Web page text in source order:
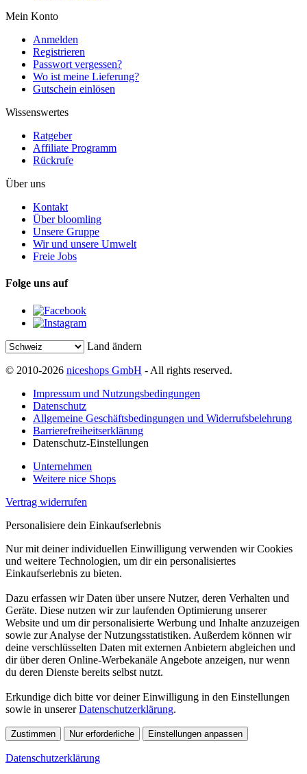
Mein Konto
Anmelden
Registrieren
Passwort vergessen?
Wo ist meine Lieferung?
Gutschein einlösen
Wissenswertes
Ratgeber
Affiliate Programm
Rückrufe
Über uns
Kontakt
Über bloomling
Unsere Gruppe
Wir und unsere Umwelt
Freie Jobs
Folge uns auf
Land ändern
© 2010-2026 niceshops GmbH - All rights reserved.
Impressum und Nutzungsbedingungen
Datenschutz
Allgemeine Geschäftsbedingungen und Widerrufsbelehrung
Barrierefreiheitserklärung
Datenschutz-Einstellungen
Unternehmen
Weitere nice Shops
Vertrag widerrufen
Personalisiere dein Einkaufserlebnis
Nur mit deiner individuellen Einwilligung verwenden wir Cookies
und weitere Technologien, um dir ein personalisiertes
Einkaufserlebnis zu bieten.
Dazu erfassen wir Daten über unsere Nutzer, deren Verhalten und
Geräte. Diese nutzen wir zur laufenden Optimierung unserer
Website und um dir personalisierte Werbung und Inhalte anzuzeigen
sowie zur Analyse der Nutzungsstatistiken. Außerdem können wir
deine verschlüsselten Daten mit externen Anbietern abgleichen und
dir über deren Online-Werbekanäle Angebote anzeigen, nur wenn
du deren Dienste bereits selbst nutzt.
Erkundige dich bitte vor deiner Einwilligung in den Einstellungen
sowie in unsererDatenschutzerklärung.
Zustimmen Nur erforderliche Einstellungen anpassen
Datenschutzerklärung